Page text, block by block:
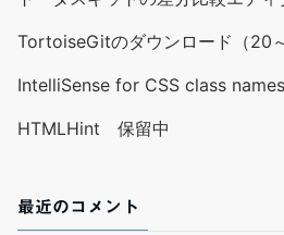
TortoiseGitのダウンロード（20
IntelliSense for CSS class
HTMLHint 保留中
最近のコメント